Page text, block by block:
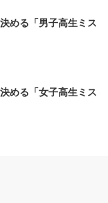
める「男子高生ミス
める「女子高生ミス